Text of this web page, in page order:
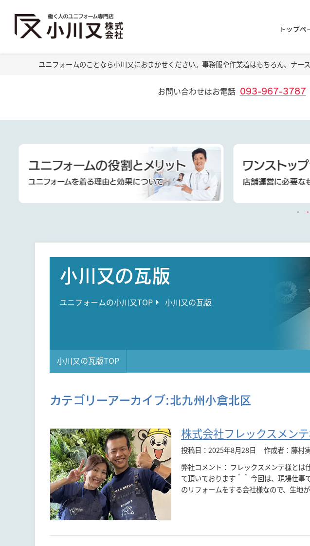
トップペ
ユニフォームのことなら小川又におまかせください。事務服や作業着はもちろん、ナー
お問い合わせはお電話 093-967-3787
小川又の瓦版
ユニフォームの小川又TOP 小川又の瓦版
小川又の瓦版TOP
カテゴリーアーカイブ:北九州小倉北区
株式会社フレックスメン
投稿日：2025年8月28日
作成者：藤村
弊社コメント： フレックスメンテ様と
て頂いております＾＾ 今回は、現場仕
のリフォームをする会社様なので、生地